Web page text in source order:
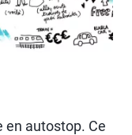
en autostop. Ce